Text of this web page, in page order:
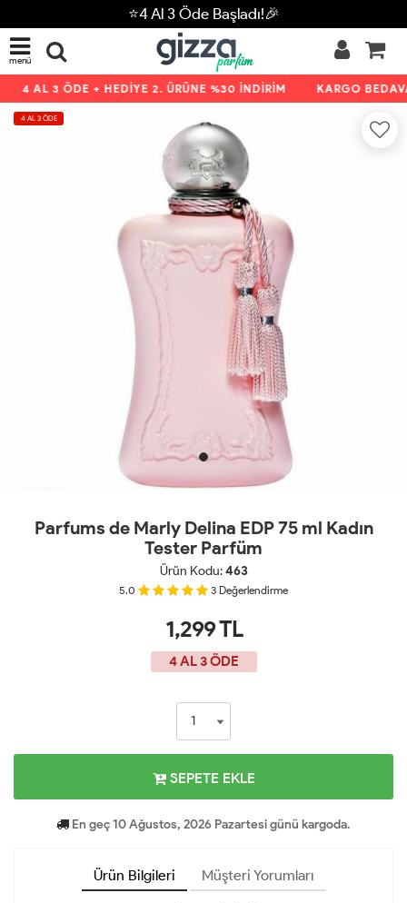
⭐4 Al 3 Öde Başladı!🎉
menü
4 AL 3 ÖDE + HEDİYE 2. ÜRÜNE %30 İNDİRİM KARGO
4 AL 3 ÖDE
Parfums de Marly Delina EDP 75 ml Kadın
Tester Parfüm
Ürün Kodu:463
5.0 3 Değerlendirme
1,299TL
4 AL 3 ÖDE
SEPETE EKLE
En geç 10 Ağustos, 2026 Pazartesi günü kargoda.
Ürün Bilgileri Müşteri Yorumları